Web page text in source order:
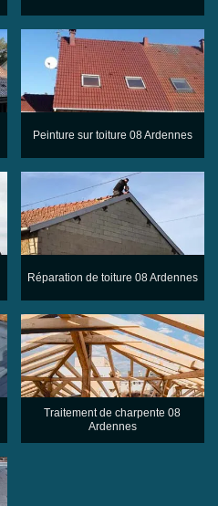
Peinture sur toiture 08 Ardennes
Réparation de toiture 08 Ardennes
Traitement de charpente 08
Ardennes